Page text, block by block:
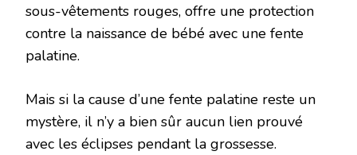
sous-vêtements rouges, offre une protection
contre la naissance de bébé avec une fente
palatine.
Mais si la cause d’une fente palatine reste un
mystère, il n’y a bien sûr aucun lien prouvé
avec les éclipses pendant la grossesse.